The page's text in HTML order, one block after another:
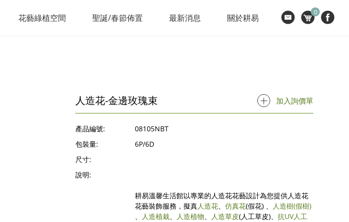
花藝綠植空間 聖誕/春節佈置 最新消息 關於耕易
0
人造花-金邊玫瑰束 加入詢價單
產品編號:
08105NBT
包裝量:
6P/6D
尺寸:
說明:
耕易溫馨生活館以專業的人造花花藝設計為您提供人造花
花藝裝飾服務，擬真人造花、 仿真花(假花) 、 人造樹(假樹)
、
人造植栽、 人造植物、 人造草皮(人工草皮)、 抗UV人工